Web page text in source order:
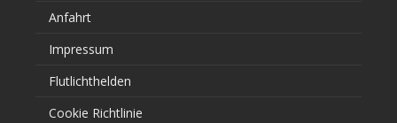
Anfahrt
Impressum
Flutlichthelden
Cookie Richtlinie